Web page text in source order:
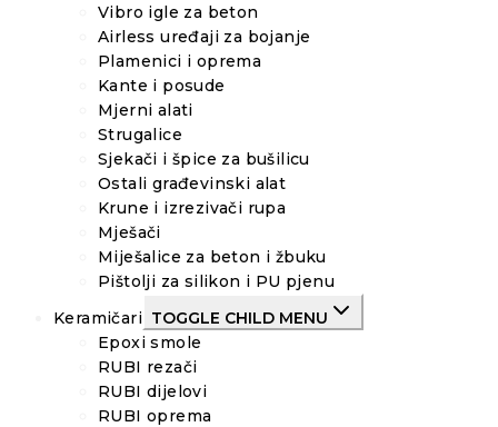
Vibro igle za beton
Airless uređaji za bojanje
Plamenici i oprema
Kante i posude
Mjerni alati
Strugalice
Sjekači i špice za bušilicu
Ostali građevinski alat
Krune i izrezivači rupa
Mješači
Miješalice za beton i žbuku
Pištolji za silikon i PU pjenu
Keramičari TOGGLE CHILD MENU
Epoxi smole
RUBI rezači
RUBI dijelovi
RUBI oprema